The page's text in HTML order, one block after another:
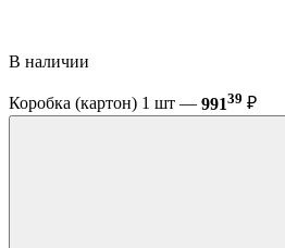
В наличии
Коробка (картон) 1 шт — 99139 ₽